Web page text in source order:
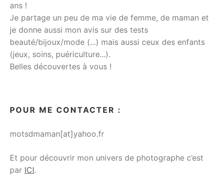
ans !
Je partage un peu de ma vie de femme, de maman et
je donne aussi mon avis sur des tests
beauté/bijoux/mode (...) mais aussi ceux des enfants
(jeux, soins, puériculture...).
Belles découvertes à vous !
POUR ME CONTACTER :
motsdmaman[at]yahoo.fr
Et pour découvrir mon univers de photographe c’est
par ICI.